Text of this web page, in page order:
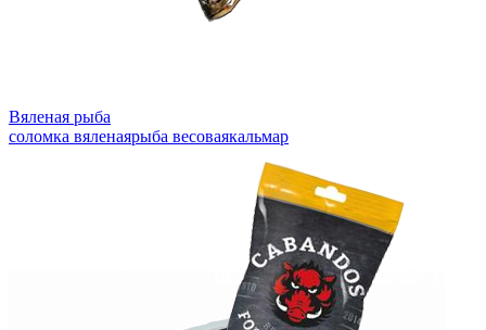
Вяленая рыба
соломка вяленаярыба весоваякальмар